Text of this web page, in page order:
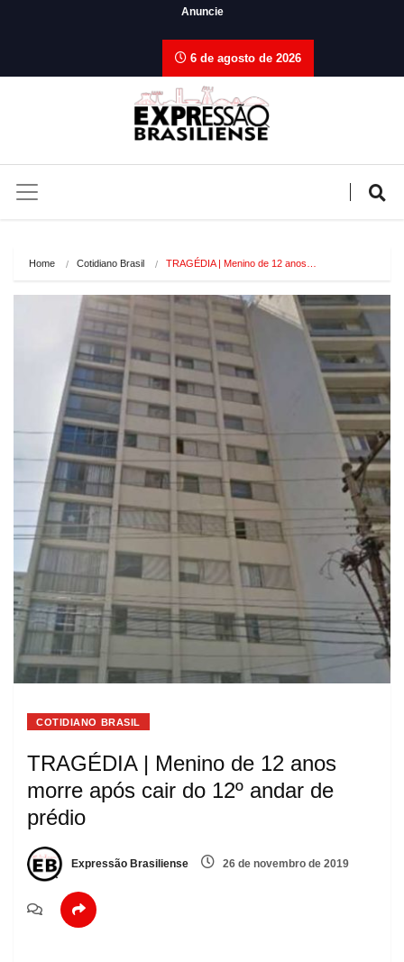
Anuncie
6 de agosto de 2026
Home Cotidiano Brasil TRAGÉDIA | Menino de 12 anos…
COTIDIANO BRASIL
TRAGÉDIA | Menino de 12 anos
morre após cair do 12º andar de
prédio
Expressão Brasiliense 26 de novembro de 2019